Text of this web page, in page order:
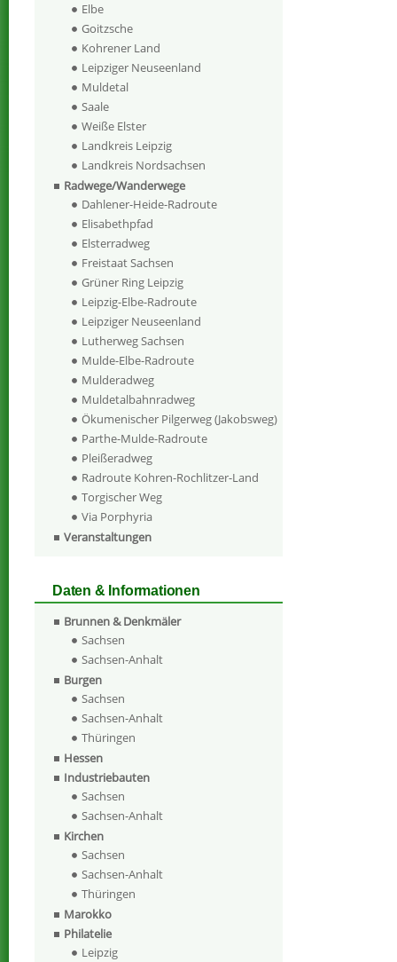
Elbe
Goitzsche
Kohrener Land
Leipziger Neuseenland
Muldetal
Saale
Weiße Elster
Landkreis Leipzig
Landkreis Nordsachsen
Radwege/Wanderwege
Dahlener-Heide-Radroute
Elisabethpfad
Elsterradweg
Freistaat Sachsen
Grüner Ring Leipzig
Leipzig-Elbe-Radroute
Leipziger Neuseenland
Lutherweg Sachsen
Mulde-Elbe-Radroute
Mulderadweg
Muldetalbahnradweg
Ökumenischer Pilgerweg (Jakobsweg)
Parthe-Mulde-Radroute
Pleißeradweg
Radroute Kohren-Rochlitzer-Land
Torgischer Weg
Via Porphyria
Veranstaltungen
Daten & Informationen
Brunnen & Denkmäler
Sachsen
Sachsen-Anhalt
Burgen
Sachsen
Sachsen-Anhalt
Thüringen
Hessen
Industriebauten
Sachsen
Sachsen-Anhalt
Kirchen
Sachsen
Sachsen-Anhalt
Thüringen
Marokko
Philatelie
Leipzig